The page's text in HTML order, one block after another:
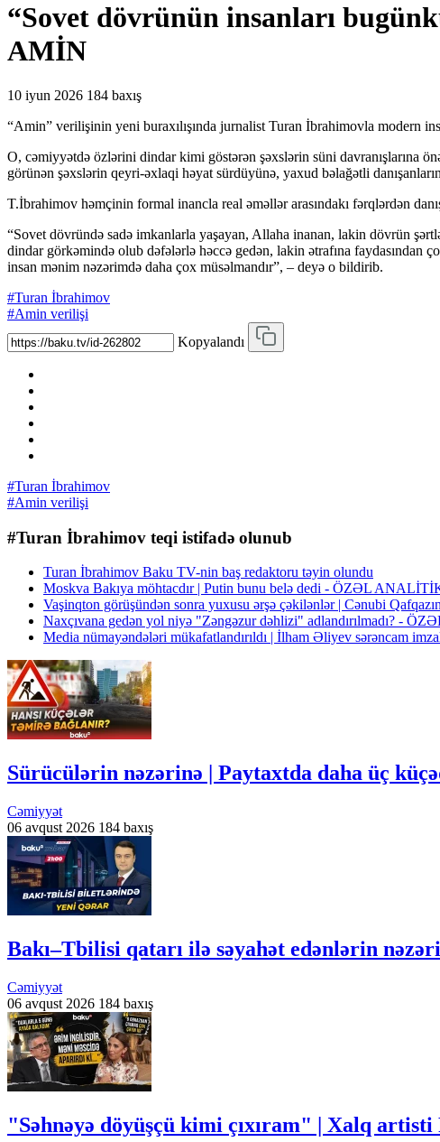
“Sovet dövrünün insanları
AMİN
10 iyun 2026 184 baxış
“Amin” verilişinin yeni buraxılışında jurnalist Turan İbrahimovla modern
O, cəmiyyətdə özlərini dindar kimi göstərən şəxslərin süni davranışlarına
görünən şəxslərin qeyri-əxlaqi həyat sürdüyünə, yaxud bəlağətli
T.İbrahimov həmçinin formal inancla real əməllər arasındakı fərqlərdən
“Sovet dövründə sadə imkanlarla yaşayan, Allaha inanan, lakin dövrün
dindar görkəmində olub dəfələrlə həccə gedən, lakin ətrafına faydasından
insan mənim nəzərimdə daha çox müsəlmandır”, – deyə o bildirib.
#Turan İbrahimov
#Amin verilişi
Kopyalandı
#Turan İbrahimov
#Amin verilişi
#Turan İbrahimov teqi istifadə olunub
Turan İbrahimov Baku TV-nin baş redaktoru təyin olundu
Moskva Bakıya möhtacdır | Putin bunu belə dedi - ÖZƏL
Vaşinqton görüşündən sonra yuxusu ərşə çəkilənlər | Cənubi
Naxçıvana gedən yol niyə "Zəngəzur dəhlizi" adlandırılmadı? -
Media nümayəndələri mükafatlandırıldı | İlham Əliyev sərəncam
Sürücülərin nəzərinə | Paytaxtda daha üç
Cəmiyyət
06 avqust 2026 184 baxış
Bakı–Tbilisi qatarı ilə səyahət edənlərin
Cəmiyyət
06 avqust 2026 184 baxış
"Səhnəyə döyüşçü kimi çıxıram" | Xalq